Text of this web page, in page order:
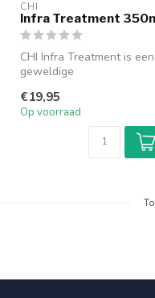
CHI
Infra Treatment
CHI Infra Treatment is een
geweldige
Infra Treatment va...
€19,95
Op voorraad